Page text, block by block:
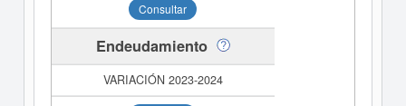
Consultar
Endeudamiento